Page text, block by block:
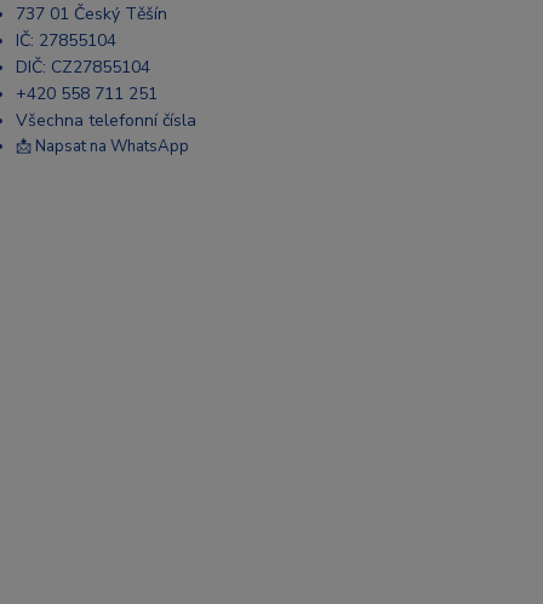
737 01 Český Těšín
IČ: 27855104
DIČ: CZ27855104
+420 558 711 251
Všechna telefonní čísla
📩 Napsat na WhatsApp